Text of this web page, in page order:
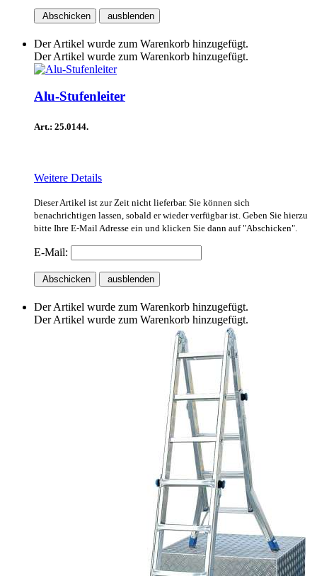
Abschicken ausblenden
Der Artikel wurde zum Warenkorb hinzugefügt.
Der Artikel wurde zum Warenkorb hinzugefügt.
Alu-Stufenleiter
Art.: 25.0144.
Weitere Details
Dieser Artikel ist zur Zeit nicht lieferbar. Sie können sich
benachrichtigen lassen, sobald er wieder verfügbar ist. Geben Sie hierzu
bitte Ihre E-Mail Adresse ein und klicken Sie dann auf "Abschicken".
E-Mail:
Abschicken ausblenden
Der Artikel wurde zum Warenkorb hinzugefügt.
Der Artikel wurde zum Warenkorb hinzugefügt.